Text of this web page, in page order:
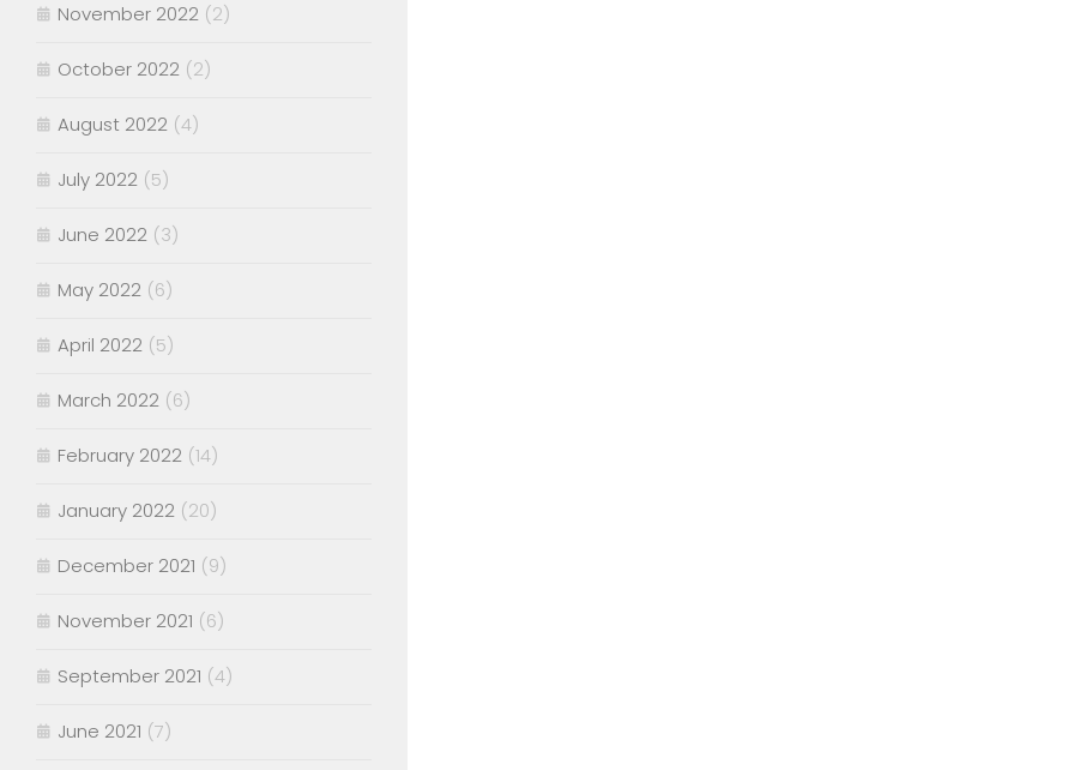
November 2022 (2)
October 2022 (2)
August 2022 (4)
July 2022 (5)
June 2022 (3)
May 2022 (6)
April 2022 (5)
March 2022 (6)
February 2022 (14)
January 2022 (20)
December 2021 (9)
November 2021 (6)
September 2021 (4)
June 2021 (7)